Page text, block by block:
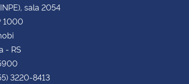
sala 2054
1000
- RS
3220-8413